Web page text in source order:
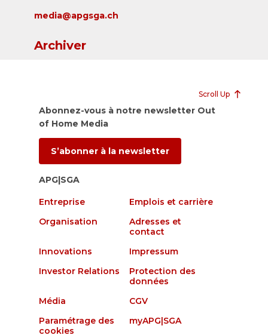
media@apgsga.ch
Archiver
Scroll Up
Abonnez-vous à notre newsletter Out
of Home Media
S’abonner à la newsletter
APG|SGA
Entreprise
Emplois et carrière
Organisation
Adresses et
contact
Innovations
Impressum
Investor Relations
Protection des
données
Média
CGV
Paramétrage des
cookies
myAPG|SGA